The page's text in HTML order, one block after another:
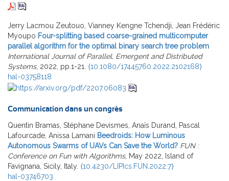
Jerry Lacmou Zeutouo, Vianney Kengne Tchendji, Jean Frédéric
Myoupo Four-splitting based coarse-grained multicomputer
parallel algorithm for the optimal binary search tree problem
International Journal of Parallel, Emergent and Distributed
Systems, 2022, pp.1-21. ⟨10.1080/17445760.2022.2102168⟩
hal-03758118
Communication dans un congrès
Quentin Bramas, Stéphane Devismes, Anaïs Durand, Pascal
Lafourcade, Anissa Lamani Beedroids: How Luminous
Autonomous Swarms of UAVs Can Save the World? FUN :
Conference on Fun with Algorithms, May 2022, Island of
Favignana, Sicily, Italy. ⟨10.4230/LIPIcs.FUN.2022.7⟩
hal-03746703